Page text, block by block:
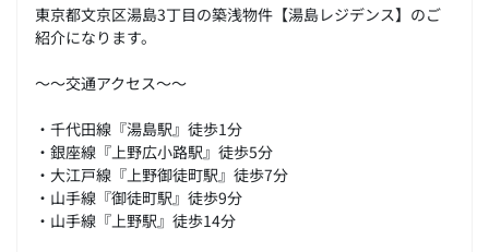
東京都文京区湯島3丁目の築浅物件【湯島レジデンス】のご
紹介になります。
～～交通アクセス～～
・千代田線『湯島駅』徒歩1分
・銀座線『上野広小路駅』徒歩5分
・大江戸線『上野御徒町駅』徒歩7分
・山手線『御徒町駅』徒歩9分
・山手線『上野駅』徒歩14分